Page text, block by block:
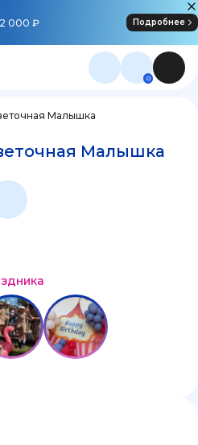
000 ₽ Подробнее
0
Малышка
Малышка